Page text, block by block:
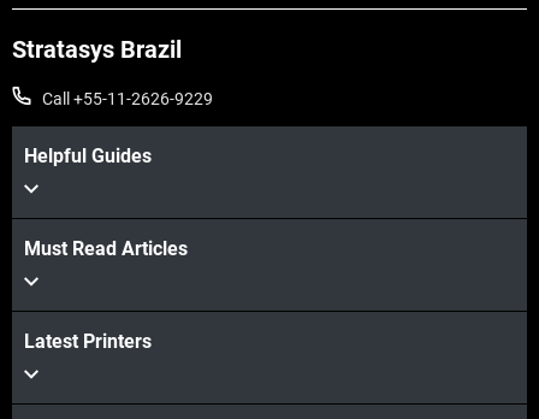
Stratasys Brazil
Call +55-11-2626-9229
Helpful Guides
Must Read Articles
Latest Printers